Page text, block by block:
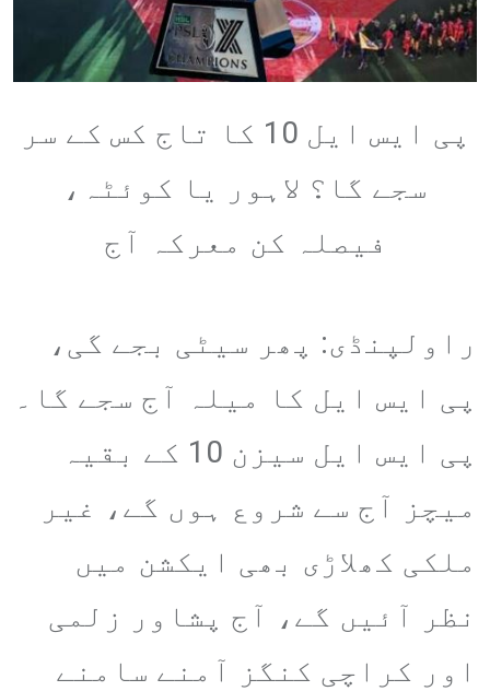
پی ایس ایل 10 کا تاج کس کے سر
سجے گا؟ لاہور یا کوئٹہ،
فیصلہ کن معرکہ آج
راولپنڈی: پھر سیٹی بجے گی،
پی ایس ایل کا میلہ آج سجے گا۔
پی ایس ایل سیزن 10 کے بقیہ
میچز آج سے شروع ہوں گے، غیر
ملکی کھلاڑی بھی ایکشن میں
نظر آئیں گے، آج پشاور زلمی
اور کراچی کنگز آمنے سامنے